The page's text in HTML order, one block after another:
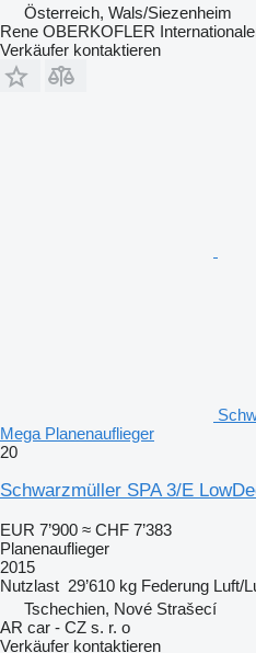
Österreich, Wals/Siezenheim
Rene OBERKOFLER
Verkäufer kontaktieren
Mega Planenauflieger
20
Schwarzmüller SPA 3/E
EUR 7’900 ≈ CHF 7’383
Planenauflieger
2015
Nutzlast 29’610 kg Federung Luft/
Tschechien, Nové Strašecí
AR car - CZ s. r. o
Verkäufer kontaktieren